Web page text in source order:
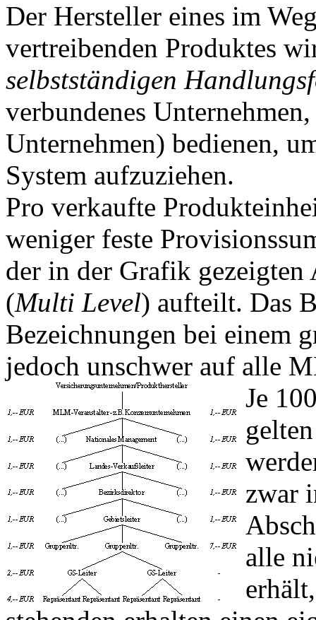
Der Hersteller eines im
vertreibenden Produktes
selbstständigen
verbundenes
Unternehmen) bedienen,
System aufzuziehen.
Pro verkaufte
weniger feste
der in der Grafik gezeigten
(Multi Level) aufteilt. Das
Bezeichnungen bei einem
jedoch unschwer auf alle
Je
zwar
alle